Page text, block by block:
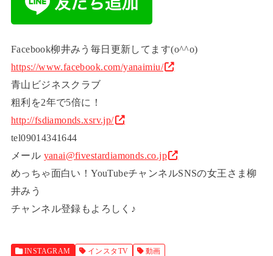
Facebook柳井みう毎日更新してます(o^^o)
https://www.facebook.com/yanaimiu/
青山ビジネスクラブ
粗利を2年で5倍に！
http://fsdiamonds.xsrv.jp/
tel09014341644
メール yanai@fivestardiamonds.co.jp
めっちゃ面白い！YouTubeチャンネルSNSの女王さま柳
井みう
チャンネル登録もよろしく♪
INSTAGRAM インスタTV 動画